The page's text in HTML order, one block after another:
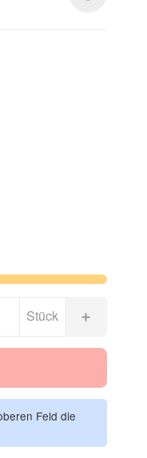
Stück
Feld die